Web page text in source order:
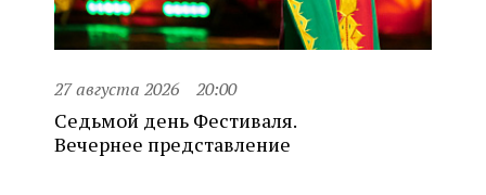
27 августа 2026 20:00
Седьмой день Фестиваля.
Вечернее представление